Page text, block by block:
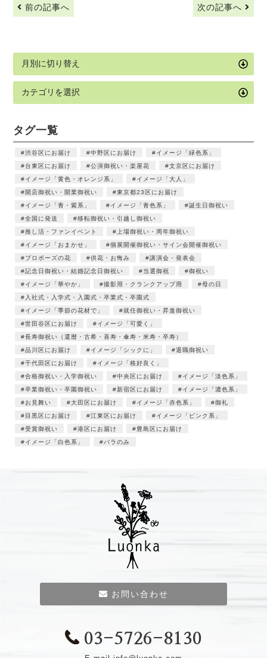
前の記事へ 次の記事へ
タグ一覧
渋谷区にお届け 中野区にお届け
イメージ「緑色系」
台東区にお届け
公演御祝い・楽屋花
文京区にお届け
イメージ「黄色・オレンジ系」
イメージ「大人」
開店御祝い・開業御祝い
東京都23区にお届け
イメージ「青・紫系」
イメージ「青色系」
誕生日御祝い
全国に発送
移転御祝い・引越し御祝い
推し活・ファンイベント
上場御祝い・周年御祝い
イメージ「おまかせ」
個展開催御祝い・サイン会開催御祝い
プロポーズの花
供花・お悔み
講演会・発表会
記念日御祝い・結婚記念日御祝い
当選御祝
御祝い
イメージ「華やか」
撮影用・クランクアップ用
母の日
入社式・入学式・入園式・卒業式・卒園式
イメージ「季節の花材で」
就任御祝い・昇進御祝い
世田谷区にお届け
イメージ「可愛く」
長寿御祝い（還暦・古希・喜寿・傘寿・米寿・卒寿）
品川区にお届け
イメージ「シックに」
退職御祝い
千代田区にお届け
イメージ「格好良く」
合格御祝い・入学御祝い
中央区にお届け
イメージ「淡色系」
卒業御祝い・卒園御祝い
新宿区にお届け
イメージ「濃色系」
お見舞い
大田区にお届け イメージ「赤色系」
御礼
目黒区にお届け
江東区にお届け
イメージ「ピンク系」
受賞御祝い
港区にお届け
豊島区にお届け
イメージ「白色系」
バラのみ
お問い合わせ
03-5726-8130